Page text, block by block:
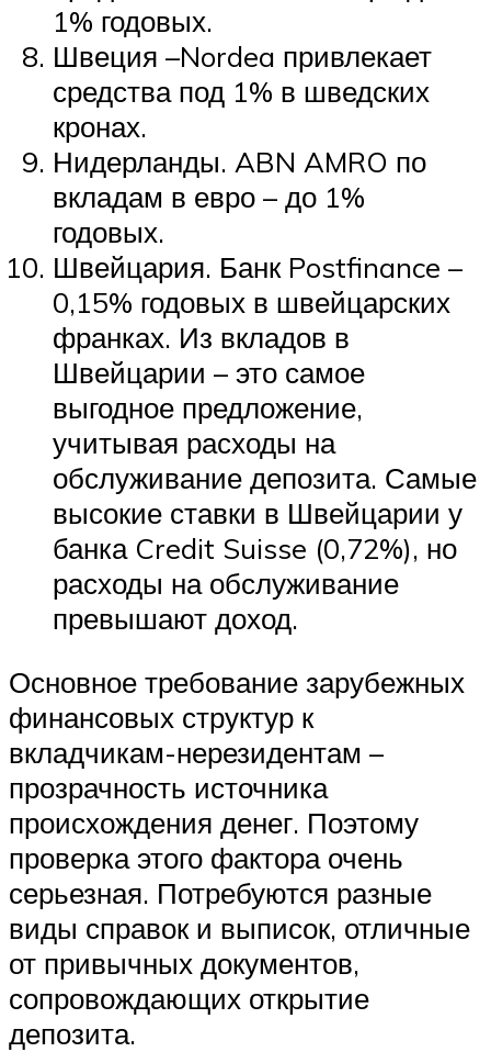
1% годовых.
Швеция –Nordea привлекает
средства под 1% в шведских
кронах.
Нидерланды. ABN AMRO по
вкладам в евро – до 1%
годовых.
Швейцария. Банк Postfinance –
0,15% годовых в швейцарских
франках. Из вкладов в
Швейцарии – это самое
выгодное предложение,
учитывая расходы на
обслуживание депозита. Самые
высокие ставки в Швейцарии у
банка Credit Suisse (0,72%), но
расходы на обслуживание
превышают доход.
Основное требование зарубежных
финансовых структур к
вкладчикам-нерезидентам –
прозрачность источника
происхождения денег. Поэтому
проверка этого фактора очень
серьезная. Потребуются разные
виды справок и выписок, отличные
от привычных документов,
сопровождающих открытие
депозита.